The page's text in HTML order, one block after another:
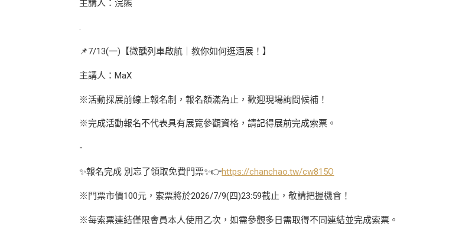
主講人：浣熊
.
📌7/13(一)【微醺列車啟航｜教你如何逛酒展！】
主講人：MaX
※活動採展前線上報名制，報名額滿為止，歡迎現場詢問候補！
※完成活動報名不代表具有展覽參觀資格，請記得展前完成索票。
-
✨報名完成 別忘了領取免費門票✨👉https://chanchao.tw/cw815O
※門票市價100元，索票將於2026/7/9(四)23:59截止，敬請把握機會！
※每索票連結僅限會員本人使用乙次，如需參觀多日需取得不同連結並完成索票。